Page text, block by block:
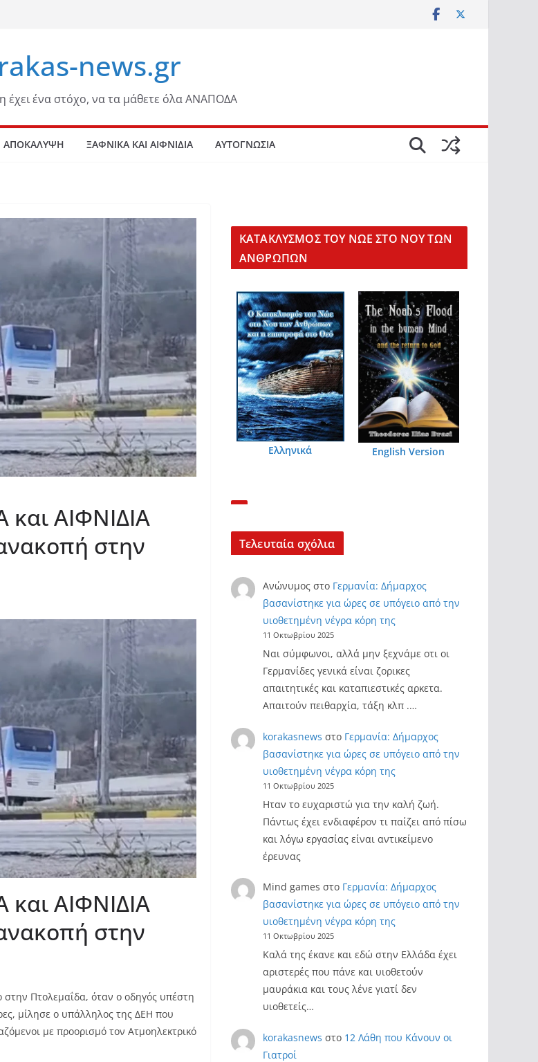
news.gr
έχει ένα στόχο, να τα μάθετε όλα ΑΝΑΠΟΔΑ
ΑΠΟΚΑΛΥΨΗ ΞΑΦΝΙΚΑ ΚΑΙ ΑΙΦΝΙΔΙΑ ΑΥΤΟΓΝΩΣΙΑ
ΑΙΦΝΙΔΙΑ
στην
ΑΙΦΝΙΔΙΑ
στην
στην Πτολεμαΐδα, όταν ο οδηγός υπέστη
μίλησε ο υπάλληλος της ΔΕΗ που
με προορισμό τον Ατμοηλεκτρικό
KΑΤΑΚΛΥΣΜΟΣ ΤΟΥ ΝΩΕ ΣΤΟ ΝΟΥ ΤΩΝ
ΑΝΘΡΩΠΩΝ
Ελληνικά English Version
Τελευταία σχόλια
Ανώνυμοςστο Γερμανία: Δήμαρχος
βασανίστηκε για ώρες σε υπόγειο από την
υιοθετημένη νέγρα κόρη της
11 Οκτωβρίου 2025
Ναι σύμφωνοι, αλλά μην ξεχνάμε οτι οι
Γερμανίδες γενικά είναι ζορικες
απαιτητικές και καταπιεστικές αρκετα.
Απαιτούν πειθαρχία, τάξη κλπ .…
korakasnews στο Γερμανία: Δήμαρχος
βασανίστηκε για ώρες σε υπόγειο από την
υιοθετημένη νέγρα κόρη της
11 Οκτωβρίου 2025
Ηταν το ευχαριστώ για την καλή ζωή.
Πάντως έχει ενδιαφέρον τι παίζει από πίσω
και λόγω εργασίας είναι αντικείμενο
έρευνας
Mind games στο Γερμανία: Δήμαρχος
βασανίστηκε για ώρες σε υπόγειο από την
υιοθετημένη νέγρα κόρη της
11 Οκτωβρίου 2025
Καλά της έκανε και εδώ στην Ελλάδα έχει
αριστερές που πάνε και υιοθετούν
μαυράκια και τους λένε γιατί δεν
υιοθετείς…
korakasnews στο 12 Λάθη που Κάνουν οι
Γιατροί